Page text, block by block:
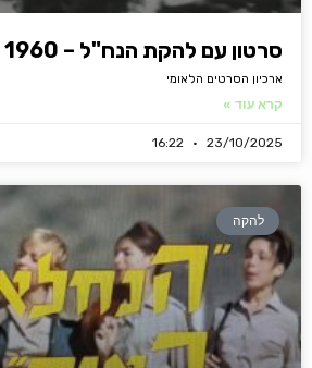
סרטון עם להקת הנח"ל – 1960
ארכיון הסרטים הלאומי
קרא עוד »
23/10/2025
להקה